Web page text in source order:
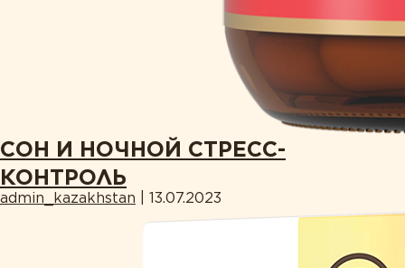
СОН И НОЧНОЙ СТРЕСС-
КОНТРОЛЬ
admin_kazakhstan 13.07.2023